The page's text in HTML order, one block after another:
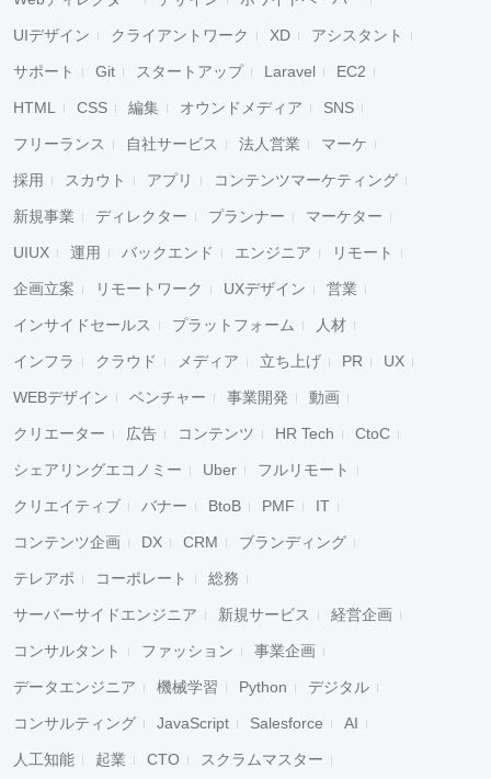
UIデザイン クライアントワーク XD アシスタント
サポート Git スタートアップ Laravel EC2
HTML CSS 編集 オウンドメディア SNS
フリーランス 自社サービス 法人営業 マーケ
採用 スカウト アプリ コンテンツマーケティング
新規事業 ディレクター プランナー マーケター
UIUX 運用 バックエンド エンジニア リモート
企画立案 リモートワーク UXデザイン 営業
インサイドセールス プラットフォーム 人材
インフラ クラウド メディア 立ち上げ PR UX
WEBデザイン ベンチャー 事業開発 動画
クリエーター 広告 コンテンツ HR Tech CtoC
シェアリングエコノミー Uber フルリモート
クリエイティブ バナー BtoB PMF IT
コンテンツ企画 DX CRM ブランディング
テレアポ コーポレート 総務
サーバーサイドエンジニア 新規サービス 経営企画
コンサルタント ファッション 事業企画
データエンジニア 機械学習 Python デジタル
コンサルティング JavaScript Salesforce AI
人工知能 起業 CTO スクラムマスター